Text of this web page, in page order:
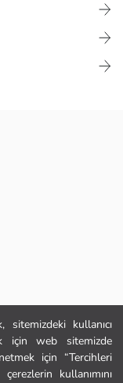
kullanıcı
için web sitemizde
için “Tercihleri
kullanımını
üretilmiştir.